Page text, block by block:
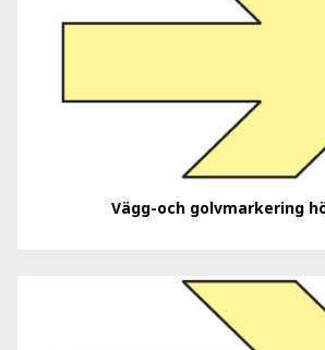
Vägg-och golvmarkering